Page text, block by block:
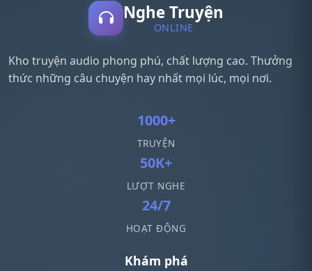
Nghe Truyện
ONLINE
Kho truyện audio phong phú, chất lượng cao. Thưởng
thức những câu chuyện hay nhất mọi lúc, mọi nơi.
1000+
TRUYỆN
50K+
LƯỢT NGHE
24/7
HOẠT ĐỘNG
Khám phá